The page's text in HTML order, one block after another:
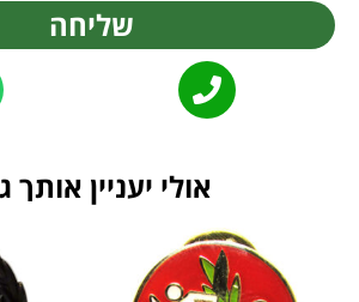
שליחה
אולי יעניין אותך